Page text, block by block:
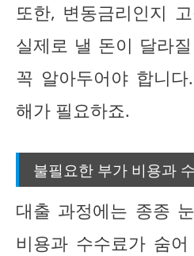
또한, 변동금리인지
실제로 낼 돈이 달라
꼭 알아두어야 합니
해가 필요하죠.
불필요한 부가 비용과
대출 과정에는 종종
비용과 수수료가 숨